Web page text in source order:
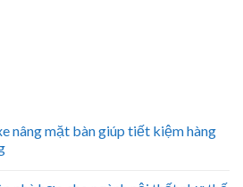
nâng mặt bàn giúp tiết kiệm hàng